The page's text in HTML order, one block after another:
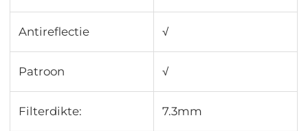
Antireflectie √
Patroon √
Filterdikte: 7.3mm